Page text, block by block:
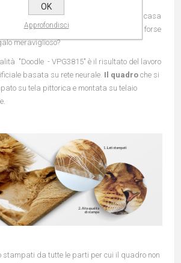
del tuo appartamento? Quando entri a casa
è arrivata l'ora di cambiare qualcosa? O forse
meraviglioso?
"Doodle - VPG3815" è il risultato del lavoro
basata su rete neurale. Il quadro che si
su tela pittorica e montata su telaio
stampati da tutte le parti per cui il quadro non
OK
Approfondisci